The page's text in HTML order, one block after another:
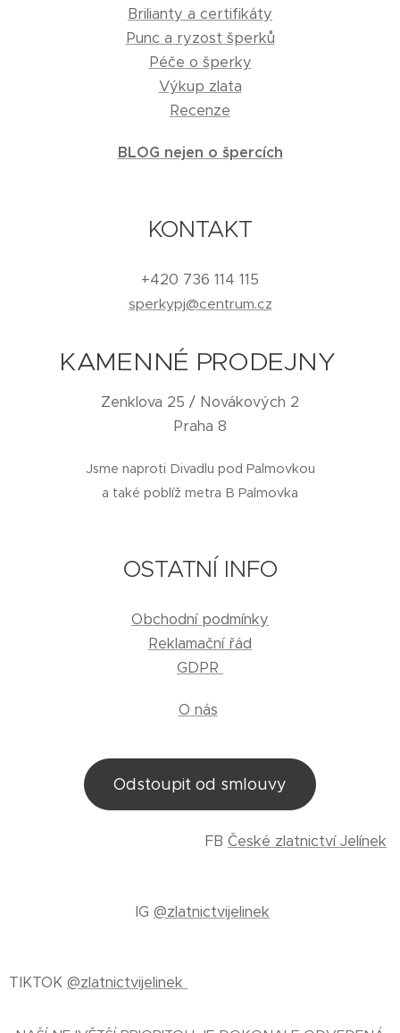
Brilianty a certifikáty
Punc a ryzost šperků
Péče o šperky
Výkup zlata
Recenze
BLOG nejen o špercích
KONTAKT
+420 736 114 115
sperkypj@centrum.cz
KAMENNÉ PRODEJNY
Zenklova 25 / Novákových 2
Praha 8
Jsme naproti Divadlu pod Palmovkou
a také poblíž metra B Palmovka
OSTATNÍ INFO
Obchodní podmínky
Reklamační řád
GDPR
O nás
Odstoupit od smlouvy
FB České zlatnictví Jelínek
IG @zlatnictvijelinek
TIKTOK @zlatnictvijelinek